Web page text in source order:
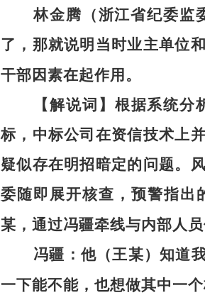
林金腾（浙江省纪委监
了，那就说明当时业主单位
干部因素在起作用。
【解说词】 根据系统分
标，中标公司在资信技术上
疑似存在明招暗定的问题。
委随即展开核查，预警指出
某，通过冯疆牵线与内部人
冯疆： 他（王某）知道
一下能不能，也想做其中一